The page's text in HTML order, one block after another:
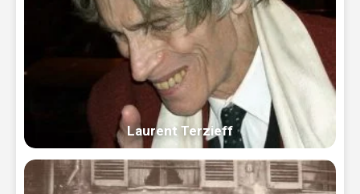
Laurent Terzieff